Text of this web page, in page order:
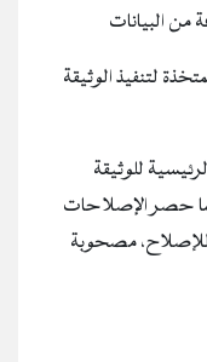
البيانات
لتنفيذ الوثيقة
للوثيقة
حصر الإصلاحات
للإصلاح، مصحوبة